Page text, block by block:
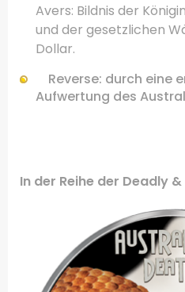
Avers: Bildnis der
und der gesetzlichen
Dollar.
Reverse: durch eine
Aufwertung des
In der Reihe der Deadly